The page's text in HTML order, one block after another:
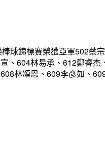
球錦標賽榮獲亞軍502蔡
、604林易承、612鄭睿
林頌恩、609李彥如、